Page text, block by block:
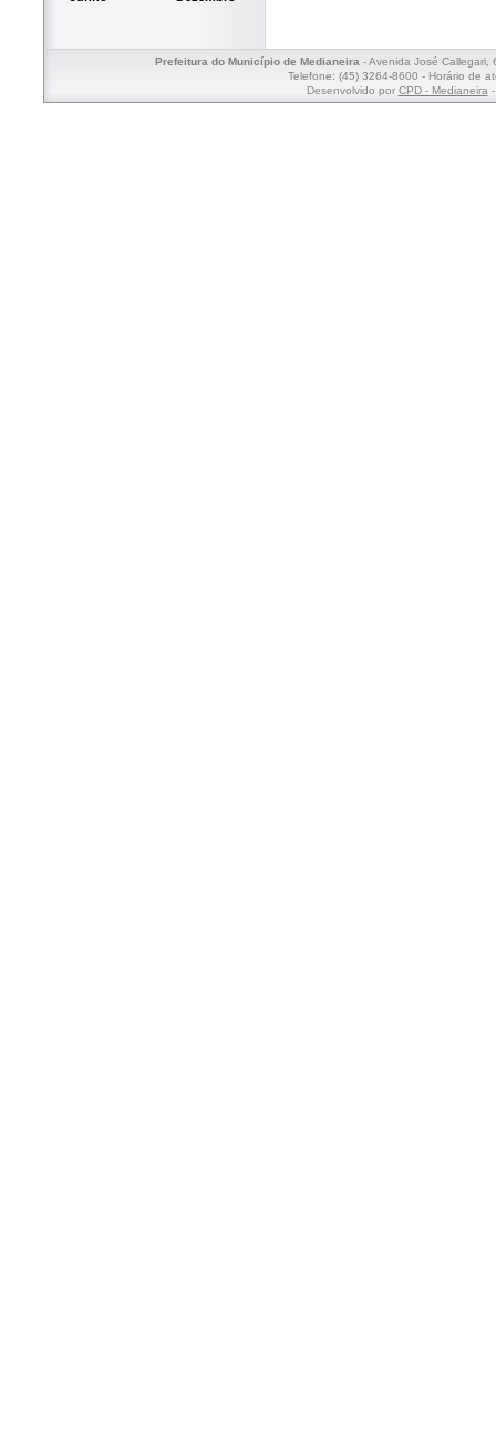
Prefeitura do Município de Medianeira- Avenida José Callegari,
Telefone: (45) 3264-8600 - Horário de
Desenvolvido por CPD - Medianeira-